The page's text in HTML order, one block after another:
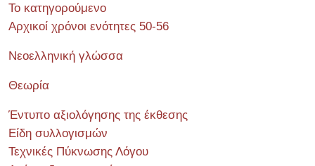
Το κατηγορούμενο
Αρχικοί χρόνοι ενότητες 50-56
Νεοελληνική γλώσσα
Θεωρία
Έντυπο αξιολόγησης της έκθεσης
Είδη συλλογισμών
Τεχνικές Πύκνωσης Λόγου